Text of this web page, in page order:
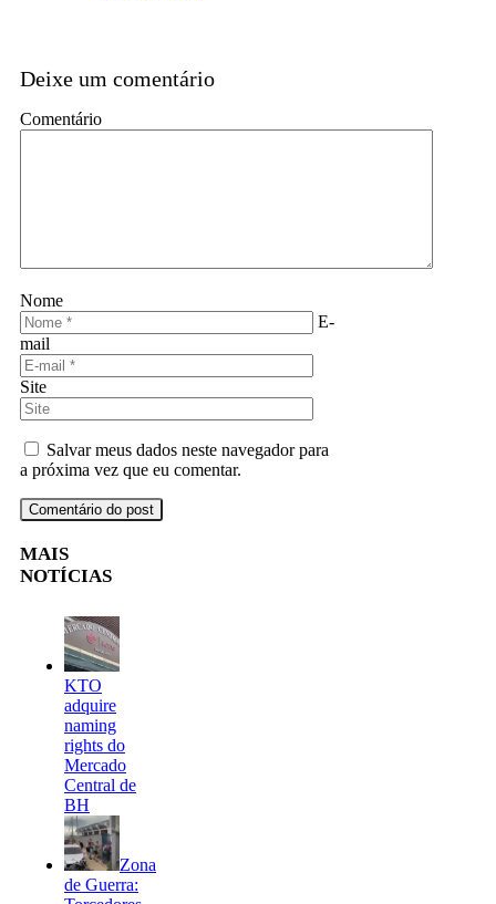
Deixe um comentário
Comentário
Nome
E-
mail
Site
Salvar meus dados neste navegador para
a próxima vez que eu comentar.
MAIS
NOTÍCIAS
KTO
adquire
naming
rights do
Mercado
Central de
BH
Zona
de Guerra: